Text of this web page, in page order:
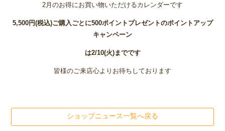
2月のお得にお買い物いただけるカレンダーです
5,500円(税込)ご購入ごとに500ポイントプレゼントのポイントアップ
キャンペーン
は2/10(火)までです
皆様のご来店心よりお待ちしております
ショップニュース一覧へ戻る